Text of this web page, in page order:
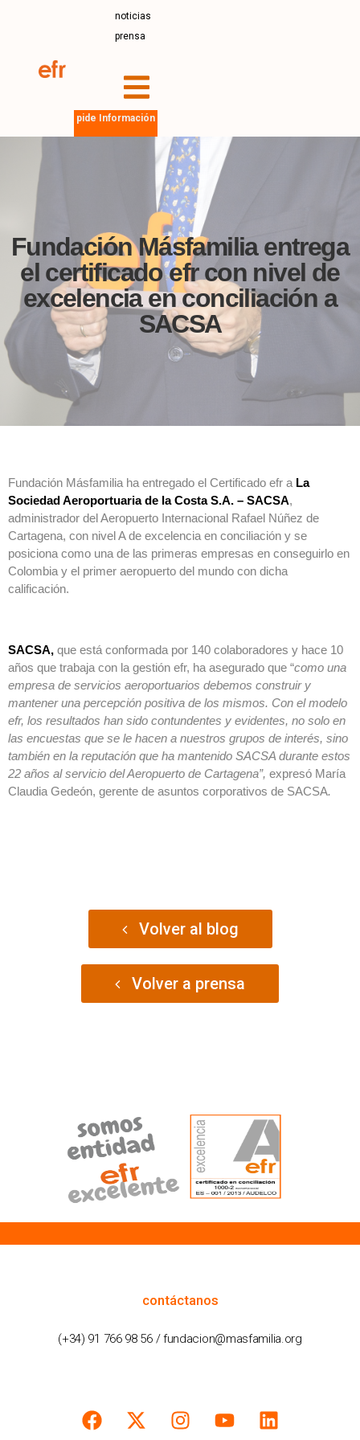
noticias
prensa
pide Información
Fundación Másfamilia entrega
el certificado efr con nivel de
excelencia en conciliación a
SACSA
Fundación Másfamilia ha entregado el Certificado efr a La
Sociedad Aeroportuaria de la Costa S.A. – SACSA,
administrador del Aeropuerto Internacional Rafael Núñez de
Cartagena, con nivel A de excelencia en conciliación y se
posiciona como una de las primeras empresas en conseguirlo en
Colombia y el primer aeropuerto del mundo con dicha
calificación.
SACSA, que está conformada por 140 colaboradores y hace 10
años que trabaja con la gestión efr, ha asegurado que “como una
empresa de servicios aeroportuarios debemos construir y
mantener una percepción positiva de los mismos. Con el modelo
efr, los resultados han sido contundentes y evidentes, no solo en
las encuestas que se le hacen a nuestros grupos de interés, sino
también en la reputación que ha mantenido SACSA durante estos
22 años al servicio del Aeropuerto de Cartagena”, expresó María
Claudia Gedeón, gerente de asuntos corporativos de SACSA.
Volver al blog
Volver a prensa
contáctanos
(+34) 91 766 98 56 / fundacion@masfamilia.org